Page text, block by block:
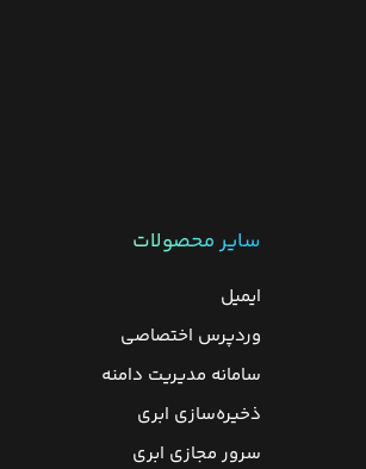
سایر محصولات
ایمیل
وردپرس‌ اختصاصی
سامانه مدیریت دامنه
ذخیره‌سازی ابری
سرور مجازی ابری